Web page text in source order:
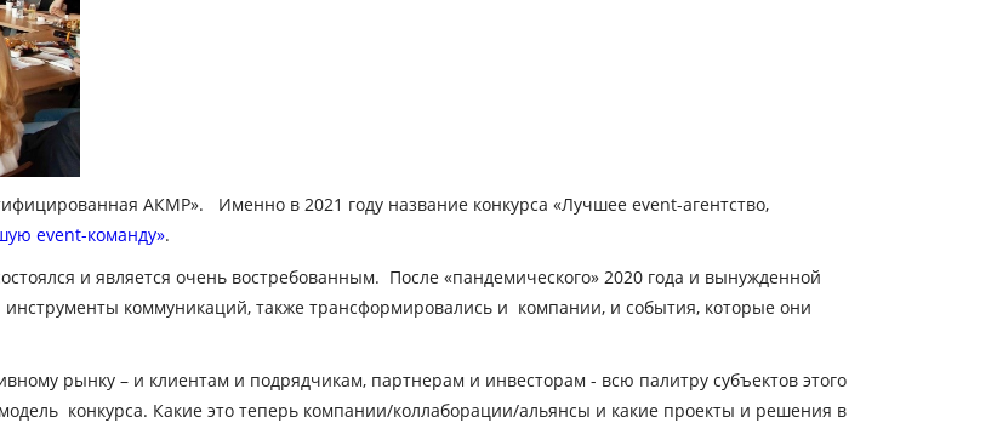
АКМР». Именно в 2021 году название конкурса «Лучшее event-агентство,
event-команду».
и является очень востребованным. После «пандемического» 2020 года и вынужденной
коммуникаций, также трансформировались и компании, и события, которые они
рынку – и клиентам и подрядчикам, партнерам и инвесторам - всю палитру субъектов этого
конкурса. Какие это теперь компании/коллаборации/альянсы и какие проекты и решения в